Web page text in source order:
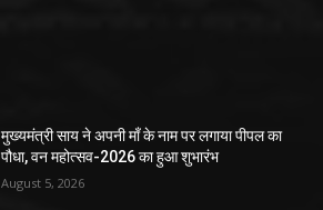
मुख्यमंत्री साय ने अपनी माँ के नाम पर लगाया पीपल का
पौधा, वन महोत्सव-2026 का हुआ शुभारंभ
August 5, 2026